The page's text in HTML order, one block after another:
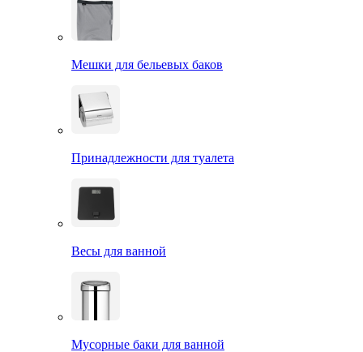
Мешки для бельевых баков
Принадлежности для туалета
Весы для ванной
Мусорные баки для ванной